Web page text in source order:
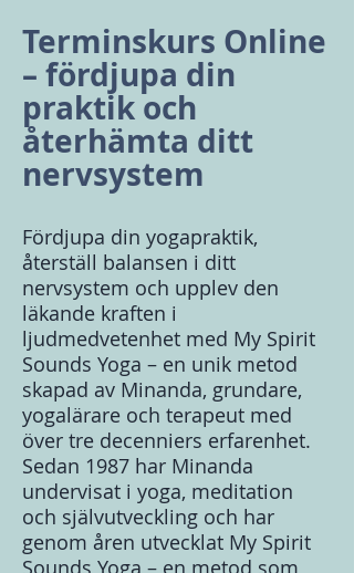
Terminskurs Online
– fördjupa din
praktik och
återhämta ditt
nervsystem
Fördjupa din yogapraktik,
återställ balansen i ditt
nervsystem och upplev den
läkande kraften i
ljudmedvetenhet med My Spirit
Sounds Yoga – en unik metod
skapad av Minanda, grundare,
yogalärare och terapeut med
över tre decenniers erfarenhet.
Sedan 1987 har Minanda
undervisat i yoga, meditation
och självutveckling och har
genom åren utvecklat My Spirit
Sounds Yoga – en metod som